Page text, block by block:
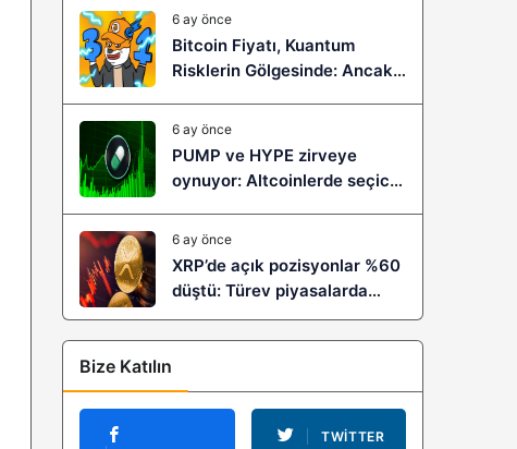
6 ay önce
Bitcoin Fiyatı, Kuantum
Risklerin Gölgesinde: Ancak
Sıçramaya Yaşayabilir!
6 ay önce
PUMP ve HYPE zirveye
oynuyor: Altcoinlerde seçici
6 ay önce
XRP’de açık pozisyonlar %60
düştü: Türev piyasalarda
kaldıraç temizliği yeni bir
trendin habercisi mi?
Bize Katılın
TWITTER